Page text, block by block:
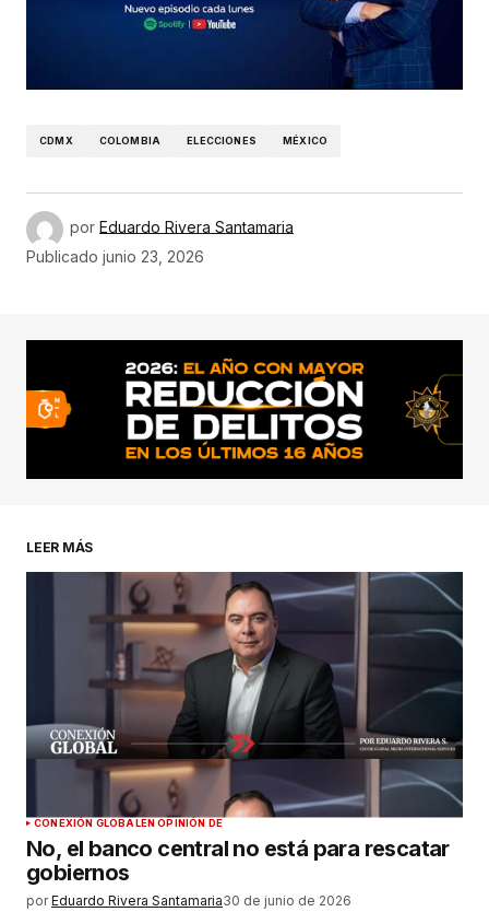
CDMX COLOMBIA ELECCIONES MÉXICO
por Eduardo Rivera Santamaria
Publicado junio 23, 2026
LEER MÁS
CONEXIÓN GLOBALEN OPINIÓN DE
No, el banco central no está para rescatar
gobiernos
por Eduardo Rivera Santamaria30 de junio de 2026